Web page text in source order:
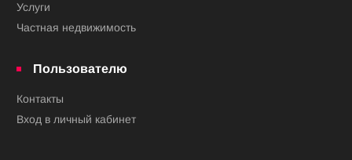
Услуги
Частная недвижимость
Пользователю
Контакты
Вход в личный кабинет